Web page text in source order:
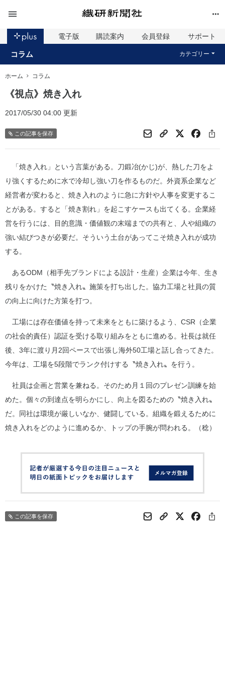
電子版 購読案内 会員登録 サポート
コラム カテゴリー
ホーム コラム
《視点》焼き入れ
2017/05/30 04:00 更新
この記事を保存
「焼き入れ」という言葉がある。刀鍛冶(かじ)が、熱した刀をよ
り強くするために水で冷却し強い刀を作るものだ。外資系企業など
経営者が変わると、焼き入れのように急に方針や人事を変更するこ
とがある。すると「焼き割れ」を起こすケースも出てくる。企業経
営を行うには、目的意識・価値観の末端までの共有と、人や組織の
強い結びつきが必要だ。そういう土台があってこそ焼き入れが成功
する。
あるODM（相手先ブランドによる設計・生産）企業は今年、生き
残りをかけた〝焼き入れ〟施策を打ち出した。協力工場と社員の質
の向上に向けた方策を打つ。
工場には存在価値を持って未来をともに築けるよう、CSR（企業
の社会的責任）認証を受ける取り組みをともに進める。社長は就任
後、3年に渡り月2回ペースで出張し海外50工場と話し合ってきた。
今年は、工場を5段階でランク付けする〝焼き入れ〟を行う。
社員は企画と営業を兼ねる。そのため月１回のプレゼン訓練を始
めた。個々の到達点を明らかにし、向上を図るための〝焼き入れ〟
だ。同社は環境が厳しいなか、健闘している。組織を鍛えるために
焼き入れをどのように進めるか、トップの手腕が問われる。（稔）
この記事を保存